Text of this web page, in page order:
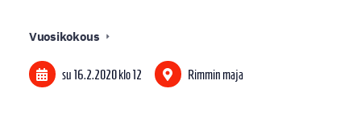
Vuosikokous
su 16.2.2020klo 12 Rimmin maja